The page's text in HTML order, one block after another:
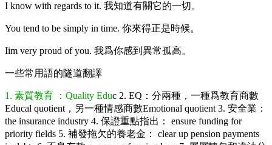
I know with regards to it. 我知道有關它的一切。
You tend to be simply in time. 你來得正是時候。
Iim very proud of you. 我爲你感到異常孤高。
一些常用語的隧道翻譯
1. 素質教育 ：Quality Educ 2. EQ：分兩種，一種爲教育商數
Educal quotient，另一種情感商數Emotional quotient 3. 安全業：
the insurance industry 4. 保證重點指出： ensure funding for
priority fields 5. 補發拖欠的養老金： clear up pension payments